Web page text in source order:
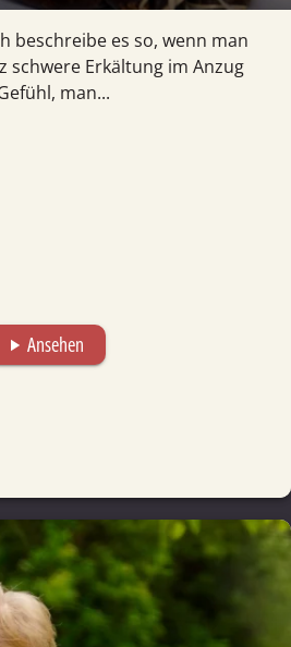
beschreibe es so, wenn man
schwere Erkältung im Anzug
man...
play_arrow Ansehen